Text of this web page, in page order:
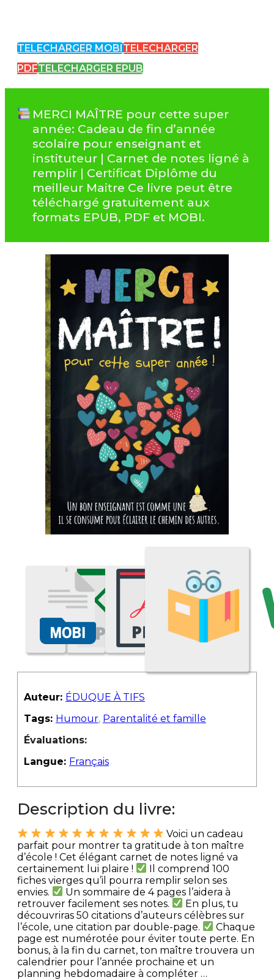
TELECHARGER MOBI TELECHARGER
PDFTELECHARGER EPUB
MERCI MAÎTRE pour cette super
année: Cadeau de fin d’année
scolaire pour enseignant et
instituteur | Carnet de notes ligné à
remplir | Certificat Diplôme du
meilleur Maitre Ce livre peut être
téléchargé gratuitement aux
formats EPUB, PDF et MOBI.
Auteur: ÉDUQUE À TIFS
Tags: Humour, Parentalité et famille
Évaluations:
Langue: Français
Description du livre:
Voici un cadeau
parfait pour montrer ta gratitude à ton maître
d’école ! Cet élégant carnet de notes ligné va
certainement lui plaire !
Il comprend 100
fiches vierges qu’il pourra remplir selon ses
envies.
Un sommaire de 4 pages l’aidera à
retrouver facilement ses notes.
En plus, tu
découvriras 50 citations d’auteurs célèbres sur
l’école, une citation par double-page.
Chaque
page est numérotée pour éviter toute perte. En
bonus, à la fin du carnet, ton maître trouvera un
calendrier pour l’année prochaine et un
planning hebdomadaire à compléter …